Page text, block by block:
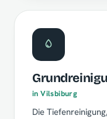
in Vilsbiburg
Die